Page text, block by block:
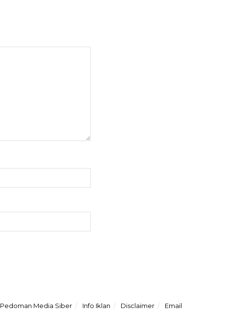
Pedoman Media Siber Info Iklan Disclaimer Email